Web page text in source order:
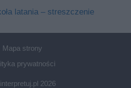
latania – streszczenie
Mapa strony
prywatności
2026